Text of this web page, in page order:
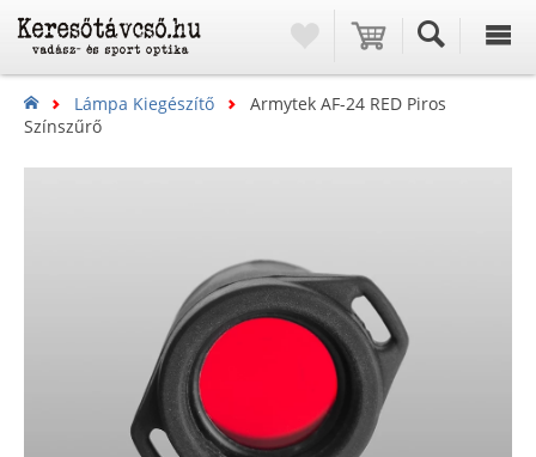
Lámpa Kiegészítő
Armytek AF-24 RED Piros
Színszűrő